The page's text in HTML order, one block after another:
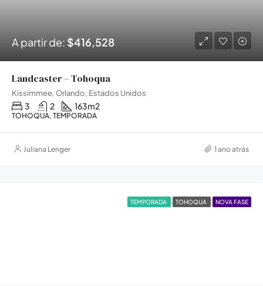
A partir de: $416,528
Landcaster – Tohoqua
Kissimmee, Orlando, Estados Unidos
3 2 163m2
TOHOQUA, TEMPORADA
Juliana Lenger 1 ano atrás
TEMPORADA TOHOQUA NOVA FASE